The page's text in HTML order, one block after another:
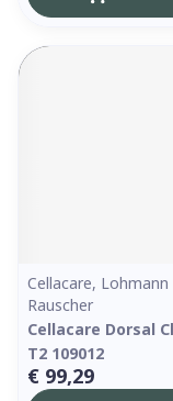
Cellacare, Lohmann
Rauscher
Cellacare Dorsal
T2 109012
€ 99,29